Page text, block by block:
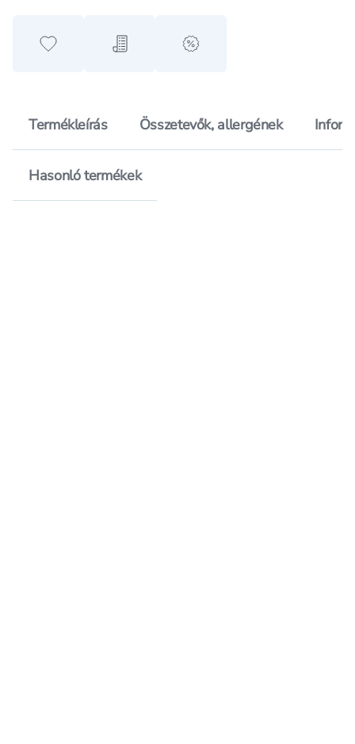
Hozzáadás a kedvencekhez
Hozzáadás a bevásárló listához
alert when on sale
Termékleírás Összetevők, allergének
Hasonló termékek